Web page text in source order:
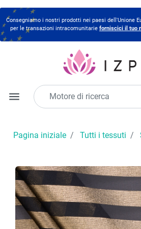
Consegniamo i nostri prodotti nei paesi dell'Unione
per le transazioni intracomunitarie forniscici il tuo
menu
Pagina iniziale Tutti i tessuti